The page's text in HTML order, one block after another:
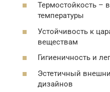
Термостойкость –
температуры
Устойчивость к
веществам
Гигиеничность и
Эстетичный
дизайнов